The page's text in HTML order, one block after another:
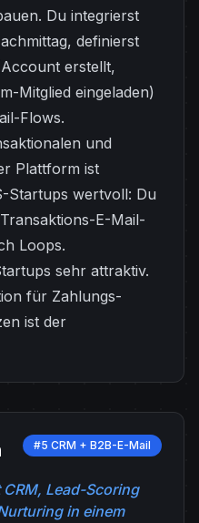
Du integrierst
definierst
erstellt,
Mitglied eingeladen)
Flows.
und
Plattform ist
Startups wertvoll: Du
E-Mail-
Loops.
sehr attraktiv.
für Zahlungs-
ist der
#5 CRM + B2B-E-Mail
Lead-Scoring
in einem